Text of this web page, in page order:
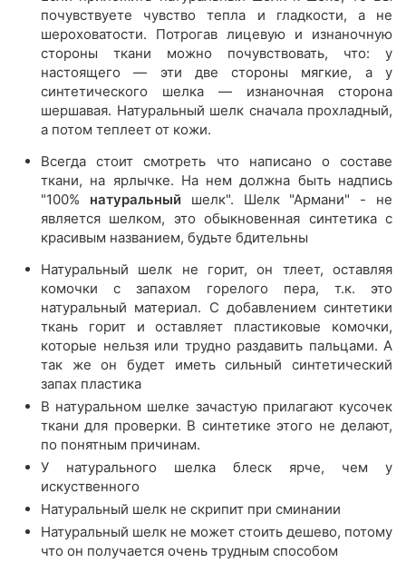
почувствуете чувство тепла и гладкости, а не
шероховатости. Потрогав лицевую и изнаночную
стороны ткани можно почувствовать, что: у
настоящего — эти две стороны мягкие, а у
синтетического шелка — изнаночная сторона
шершавая. Натуральный шелк сначала прохладный,
а потом теплеет от кожи.
Всегда стоит смотреть что написано о составе
ткани, на ярлычке. На нем должна быть надпись
"100% натуральный шелк". Шелк "Армани" - не
является шелком, это обыкновенная синтетика с
красивым названием, будьте бдительны
Натуральный шелк не горит, он тлеет, оставляя
комочки с запахом горелого пера, т.к. это
натуральный материал. С добавлением синтетики
ткань горит и оставляет пластиковые комочки,
которые нельзя или трудно раздавить пальцами. А
так же он будет иметь сильный синтетический
запах пластика
В натуральном шелке зачастую прилагают кусочек
ткани для проверки. В синтетике этого не делают,
по понятным причинам.
У натурального шелка блеск ярче, чем у
искуственного
Натуральный шелк не скрипит при сминании
Натуральный шелк не может стоить дешево, потому
что он получается очень трудным способом